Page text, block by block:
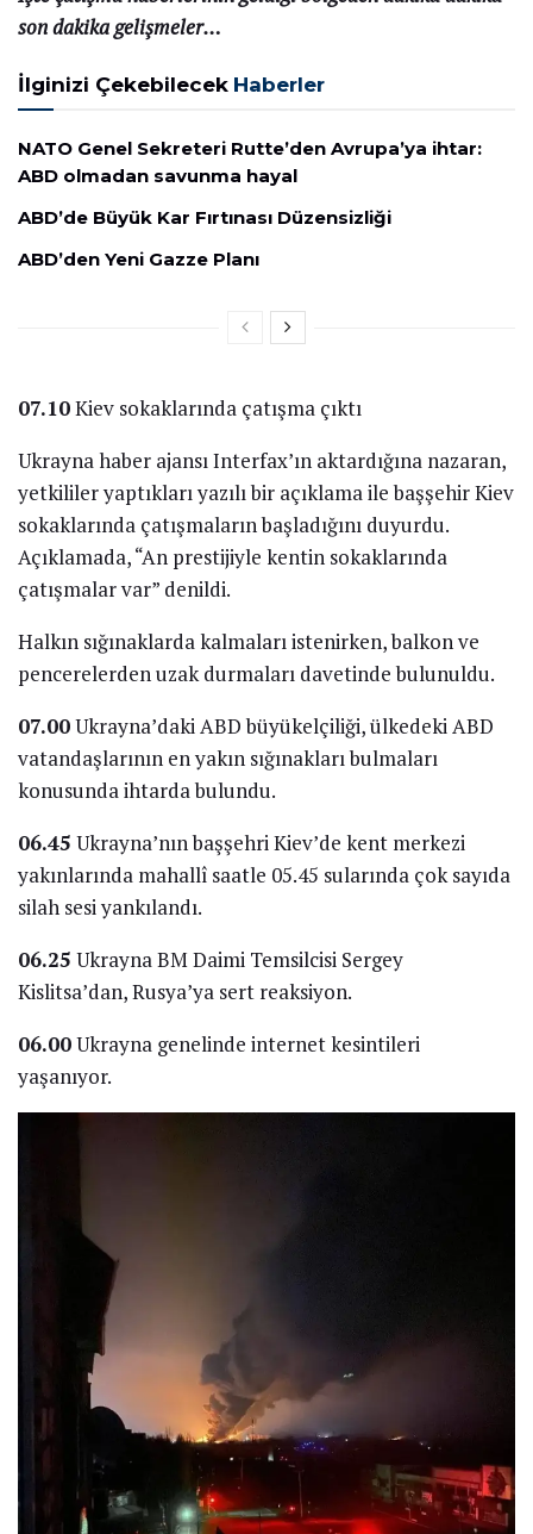
son dakika gelişmeler…
İlginizi Çekebilecek Haberler
NATO Genel Sekreteri Rutte’den Avrupa’ya ihtar:
ABD olmadan savunma hayal
ABD’de Büyük Kar Fırtınası Düzensizliği
ABD’den Yeni Gazze Planı
07.10Kiev sokaklarında çatışma çıktı
Ukrayna haber ajansı Interfax’ın aktardığına nazaran,
yetkililer yaptıkları yazılı bir açıklama ile başşehir Kiev
sokaklarında çatışmaların başladığını duyurdu.
Açıklamada, “An prestijiyle kentin sokaklarında
çatışmalar var” denildi.
Halkın sığınaklarda kalmaları istenirken, balkon ve
pencerelerden uzak durmaları davetinde bulunuldu.
07.00Ukrayna’daki ABD büyükelçiliği, ülkedeki ABD
vatandaşlarının en yakın sığınakları bulmaları
konusunda ihtarda bulundu.
06.45 Ukrayna’nın başşehri Kiev’de kent merkezi
yakınlarında mahallî saatle 05.45 sularında çok sayıda
silah sesi yankılandı.
06.25 Ukrayna BM Daimi Temsilcisi Sergey
Kislitsa’dan, Rusya’ya sert reaksiyon.
06.00Ukrayna genelinde internet kesintileri
yaşanıyor.